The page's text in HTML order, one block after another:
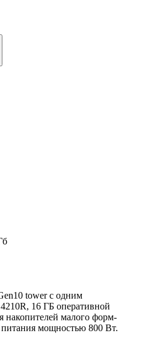
tower с одним
16 ГБ оперативной
накопителей малого форм-
мощностью 800 Вт.